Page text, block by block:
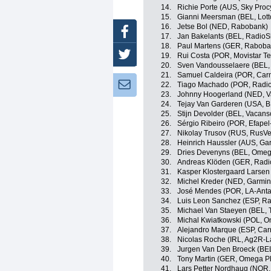
14.
Richie Porte (AUS, Sky
15.
Gianni Meersman (BEL,
16.
Jetse Bol (NED, Rabobank)
17.
Jan Bakelants (BEL,
18.
Paul Martens (GER,
19.
Rui Costa (POR, Movistar
20.
Sven Vandousselaere
21.
Samuel Caldeira (POR,
22.
Tiago Machado (POR,
23.
Johnny Hoogerland (NED,
24.
Tejay Van Garderen (USA,
25.
Stijn Devolder (BEL,
26.
Sérgio Ribeiro (POR,
27.
Nikolay Trusov (RUS,
28.
Heinrich Haussler (AUS,
29.
Dries Devenyns (BEL,
30.
Andreas Klöden (GER,
31.
Kasper Klostergaard
32.
Michel Kreder (NED,
33.
José Mendes (POR, LA-
34.
Luis Leon Sanchez (ESP,
35.
Michael Van Staeyen (BEL,
36.
Michal Kwiatkowski (POL,
37.
Alejandro Marque (ESP,
38.
Nicolas Roche (IRL, Ag2R-
39.
Jurgen Van Den Broeck
40.
Tony Martin (GER, Omega
41.
Lars Petter Nordhaug
Facebook
Twitter
Newsletter: